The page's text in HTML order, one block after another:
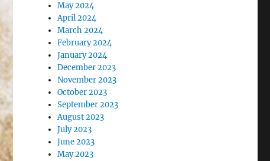
May 2024
April 2024
March 2024
February 2024
January 2024
December 2023
November 2023
October 2023
September 2023
August 2023
July 2023
June 2023
May 2023